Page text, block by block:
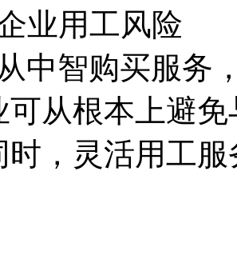
业用工风险
中智购买服务
可从根本上避
时，灵活用工